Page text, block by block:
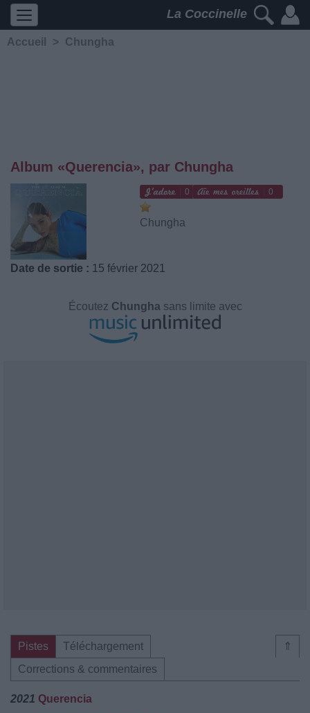
La Coccinelle
Accueil > Chungha
Album «Querencia», par Chungha
0 0
Chungha
Date de sortie : 15 février 2021
Écoutez Chungha sans limite avec
⇑
Pistes
Téléchargement
Corrections & commentaires
2021 Querencia